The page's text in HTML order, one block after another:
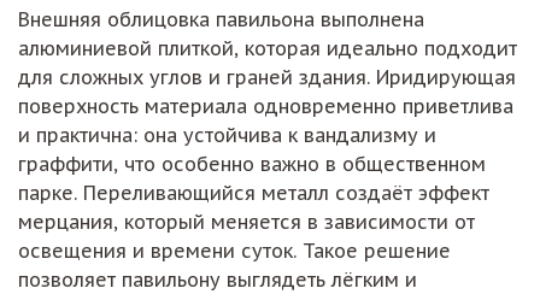
Внешняя облицовка павильона выполнена
алюминиевой плиткой, которая идеально подходит
для сложных углов и граней здания. Иридирующая
поверхность материала одновременно приветлива
и практична: она устойчива к вандализму и
граффити, что особенно важно в общественном
парке. Переливающийся металл создаёт эффект
мерцания, который меняется в зависимости от
освещения и времени суток. Такое решение
позволяет павильону выглядеть лёгким и